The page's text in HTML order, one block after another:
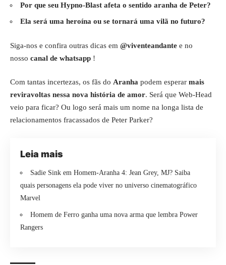
Por que seu Hypno-Blast afeta o sentido aranha de Peter?
Ela será uma heroína ou se tornará uma vilã no futuro?
Siga-nos e confira outras dicas em @viventeandante e no
nosso canal de whatsapp !
Com tantas incertezas, os fãs do Aranha podem esperar mais
reviravoltas nessa nova história de amor. Será que Web-Head
veio para ficar? Ou logo será mais um nome na longa lista de
relacionamentos fracassados de Peter Parker?
Leia mais
Sadie Sink em Homem-Aranha 4: Jean Grey, MJ? Saiba
quais personagens ela pode viver no universo cinematográfico
Marvel
Homem de Ferro ganha uma nova arma que lembra Power
Rangers